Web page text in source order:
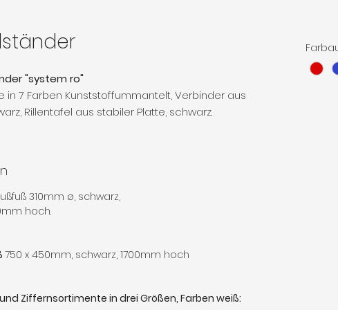
"system ro"
in 7 Farben Kunststoffummantelt, Verbinder aus
Rillentafel aus stabiler Platte, schwarz.
310mm ø, schwarz,
hoch.
750 x 450mm, schwarz, 1700mm hoch
Ziffernsortimente in drei Größen, Farben weiß: